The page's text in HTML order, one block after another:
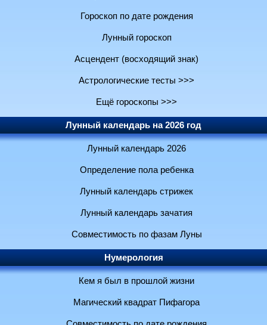
Гороскоп по дате рождения
Лунный гороскоп
Асцендент (восходящий знак)
Астрологические тесты >>>
Ещё гороскопы >>>
Лунный календарь на 2026 год
Лунный календарь 2026
Определение пола ребенка
Лунный календарь стрижек
Лунный календарь зачатия
Совместимость по фазам Луны
Нумерология
Кем я был в прошлой жизни
Магический квадрат Пифагора